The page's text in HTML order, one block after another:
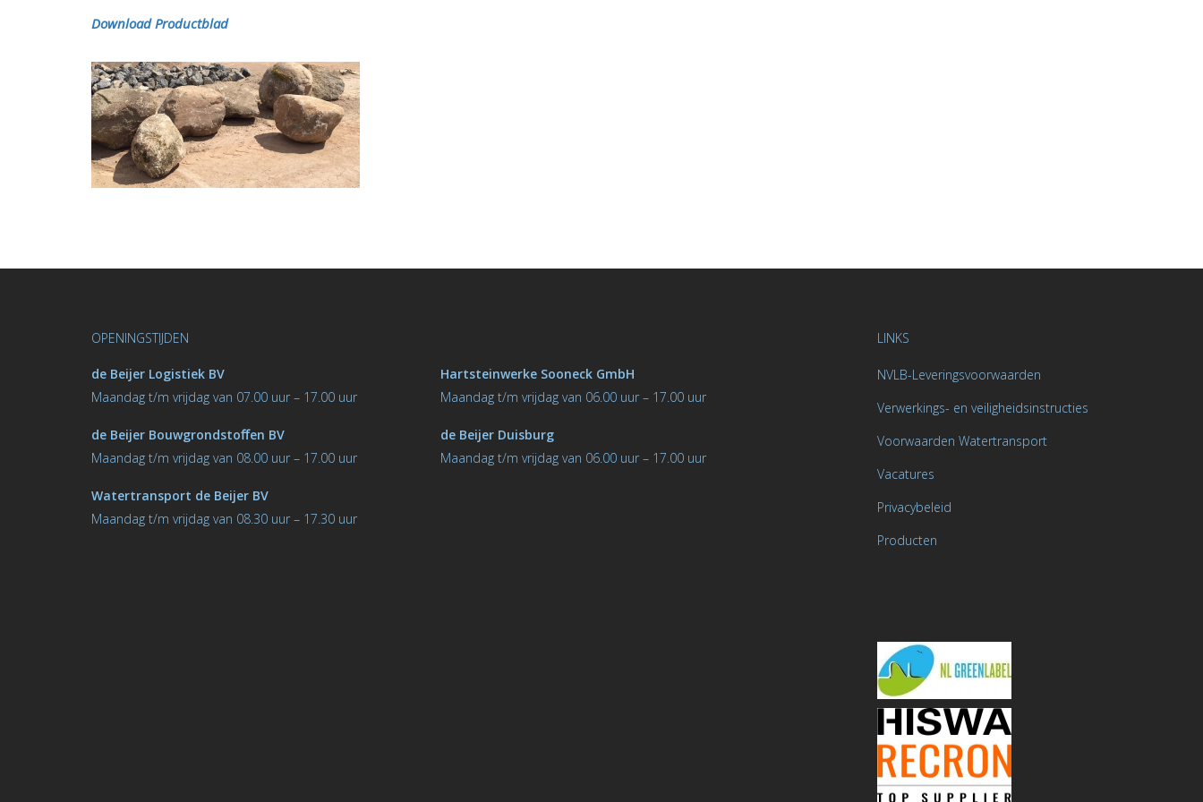
Download Productblad
OPENINGSTIJDEN
de Beijer Logistiek BV
Maandag t/m vrijdag van 07.00 uur – 17.00 uur
de Beijer Bouwgrondstoﬀen BV
Maandag t/m vrijdag van 08.00 uur – 17.00 uur
Watertransport de Beijer BV
Maandag t/m vrijdag van 08.30 uur – 17.30 uur
Hartsteinwerke Sooneck GmbH
Maandag t/m vrijdag van 06.00 uur – 17.00 uur
de Beijer Duisburg
Maandag t/m vrijdag van 06.00 uur – 17.00 uur
LINKS
NVLB-Leveringsvoorwaarden
Verwerkings- en veiligheidsinstructies
Voorwaarden Watertransport
Vacatures
Privacybeleid
Producten